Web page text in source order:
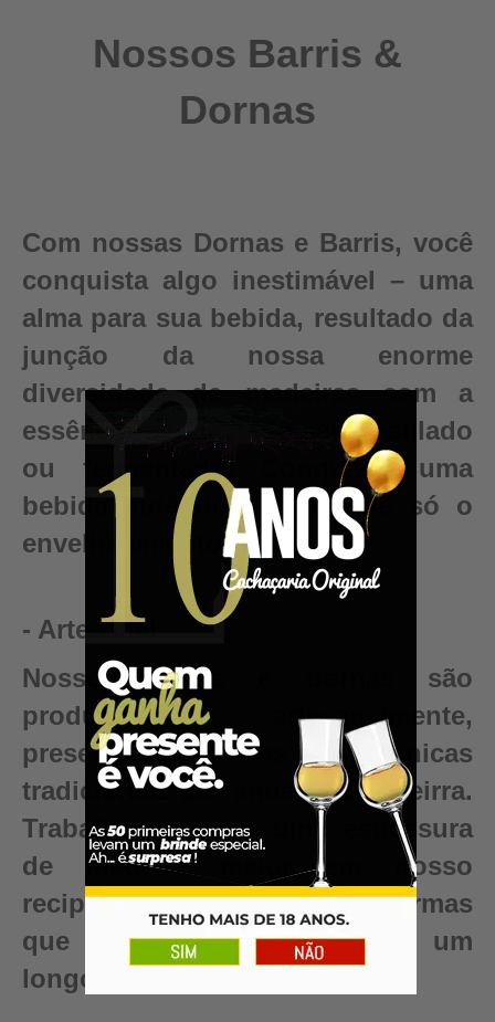
Nossos Barris &
Dornas
Com nossas Dornas e Barris, você
conquista algo inestimável – uma
alma para sua bebida, resultado da
junção da nossa enorme
diversidade de madeiras com a
essência e pureza do seu destilado
ou fermentado. Conquiste uma
bebida autêntica, valor que só o
envelhecimento pode criar.
- Artesanal
Nossos barris e dornas são
produzidos artesanalmente,
preservando as técnicas
tradicionais da Tanoaria Brasileirra.
Trabalhamos com uma espessura
de madeira maior em nosso
recipientes para garantir reformas
que renovam seu barril para um
longo período de uso.